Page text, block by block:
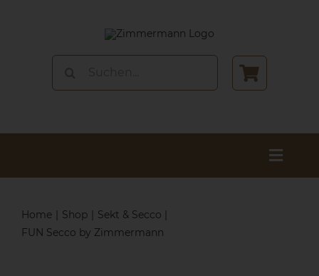
Toggle
Home Shop
Sekt & Secco
FUN Secco by Zimmermann